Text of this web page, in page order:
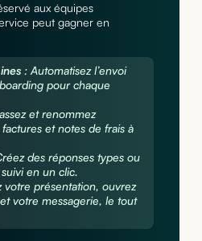
aux équipes
peut gagner en
: Automatisez l’envoi
pour chaque
et renommez
et notes de frais à
des réponses types ou
en un clic.
votre présentation, ouvrez
votre messagerie, le tout